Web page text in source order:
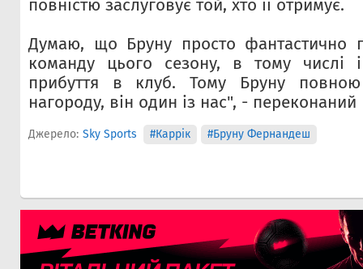
повністю заслуговує той, хто її отримує.
Думаю, що Бруну просто фантастично
команду цього сезону, в тому числі
прибуття в клуб. Тому Бруну
нагороду, він один із нас", - переконаний
Джерело: Sky Sports #Каррік #Бруну Фернандеш